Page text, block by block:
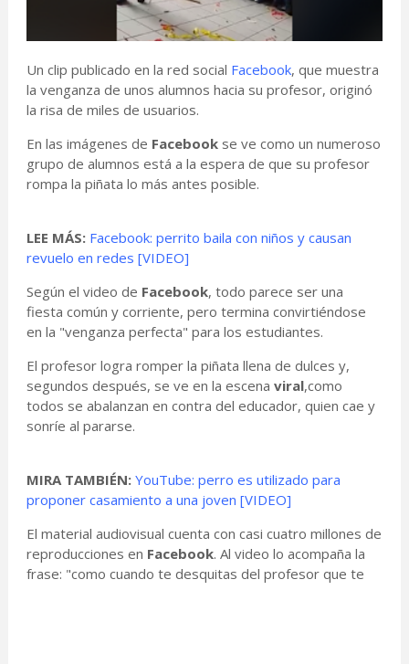
Un clip publicado en la red social Facebook, que muestra
la venganza de unos alumnos hacia su profesor, originó
la risa de miles de usuarios.
En las imágenes de Facebook se ve como un numeroso
grupo de alumnos está a la espera de que su profesor
rompa la piñata lo más antes posible.
LEE MÁS: Facebook: perrito baila con niños y causan
revuelo en redes [VIDEO]
Según el video de Facebook, todo parece ser una
fiesta común y corriente, pero termina convirtiéndose
en la "venganza perfecta" para los estudiantes.
El profesor logra romper la piñata llena de dulces y,
segundos después, se ve en la escena viral,como
todos se abalanzan en contra del educador, quien cae y
sonríe al pararse.
MIRA TAMBIÉN: YouTube: perro es utilizado para
proponer casamiento a una joven [VIDEO]
El material audiovisual cuenta con casi cuatro millones de
reproducciones en Facebook. Al video lo acompaña la
frase: "como cuando te desquitas del profesor que te